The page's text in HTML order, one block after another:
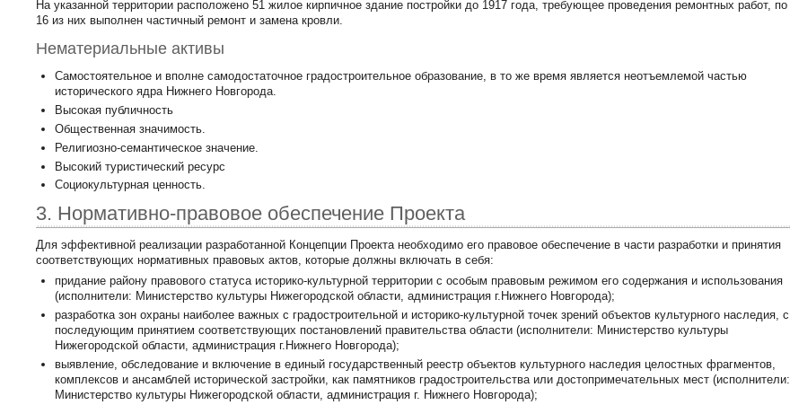
На указанной территории расположено 51 жилое кирпичное здание постройки до 1917 года, требующее проведения ремонтных работ, по
16 из них выполнен частичный ремонт и замена кровли.
Нематериальные активы
Самостоятельное и вполне самодостаточное градостроительное образование, в то же время является неотъемлемой частью
исторического ядра Нижнего Новгорода.
Высокая публичность
Общественная значимость.
Религиозно-семантическое значение.
Высокий туристический ресурс
Социокультурная ценность.
3. Нормативно-правовое обеспечение Проекта
Для эффективной реализации разработанной Концепции Проекта необходимо его правовое обеспечение в части разработки и принятия
соответствующих нормативных правовых актов, которые должны включать в себя:
придание району правового статуса историко-культурной территории с особым правовым режимом его содержания и использования
(исполнители: Министерство культуры Нижегородской области, администрация г.Нижнего Новгорода);
разработка зон охраны наиболее важных с градостроительной и историко-культурной точек зрений объектов культурного наследия, с
последующим принятием соответствующих постановлений правительства области (исполнители: Министерство культуры
Нижегородской области, администрация г.Нижнего Новгорода);
выявление, обследование и включение в единый государственный реестр объектов культурного наследия целостных фрагментов,
комплексов и ансамблей исторической застройки, как памятников градостроительства или достопримечательных мест (исполнители:
Министерство культуры Нижегородской области, администрация г. Нижнего Новгорода);